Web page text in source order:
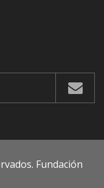
Fundación